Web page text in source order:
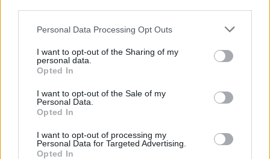
Personal Data Processing Opt Outs
I want to opt-out of the Sharing of my
personal data.
Opted In
I want to opt-out of the Sale of my
Personal Data.
Opted In
I want to opt-out of processing my
Personal Data for Targeted Advertising.
Opted In
Island vyhostí aktivisty bojující proti lovu velryb,
pronásledovali velrybáře
5.8.2026 19:54 (ČTK)
Islandské úřady nařídily
poté, co minulý týden
pobřežní stráž s policií zabavily
jejich loď, která pronásledovala velrybářské plavidlo. Pasažéři lodi
Watsona jsou od té doby zadržováni v Reykjavíku. Sám Watson na
palubě nebyl. Píše o tom agentura AFP s odvoláním na islandskou